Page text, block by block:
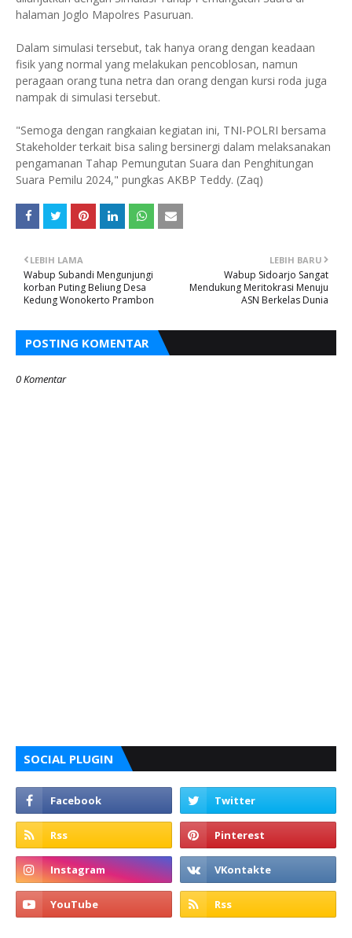
halaman Joglo Mapolres Pasuruan.
Dalam simulasi tersebut, tak hanya orang dengan keadaan
fisik yang normal yang melakukan pencoblosan, namun
peragaan orang tuna netra dan orang dengan kursi roda juga
nampak di simulasi tersebut.
"Semoga dengan rangkaian kegiatan ini, TNI-POLRI bersama
Stakeholder terkait bisa saling bersinergi dalam melaksanakan
pengamanan Tahap Pemungutan Suara dan Penghitungan
Suara Pemilu 2024," pungkas AKBP Teddy. (Zaq)
LEBIH BARU
Wabup Sidoarjo Sangat
Mendukung Meritokrasi Menuju
ASN Berkelas Dunia
LEBIH LAMA
Wabup Subandi Mengunjungi
korban Puting Beliung Desa
Kedung Wonokerto Prambon
POSTING KOMENTAR
0 Komentar
SOCIAL PLUGIN